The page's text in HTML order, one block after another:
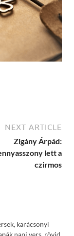
NEXT ARTICLE
Zigány Árpád:
lett a
czirmos
karácsonyi
napi vers, rövid